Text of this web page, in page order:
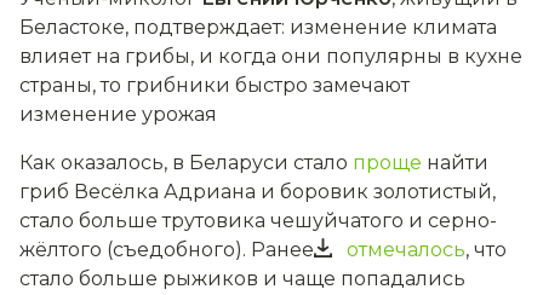
Беластоке, подтверждает: изменение климата
влияет на грибы, и когда они популярны в кухне
страны, то грибники быстро замечают
изменение урожая
Как оказалось, в Беларуси стало проще найти
гриб Весёлка Адриана и боровик золотистый,
стало больше трутовика чешуйчатого и серно-
жёлтого (съедобного). Ранее
отмечалось, что
стало больше рыжиков и чаще попадались